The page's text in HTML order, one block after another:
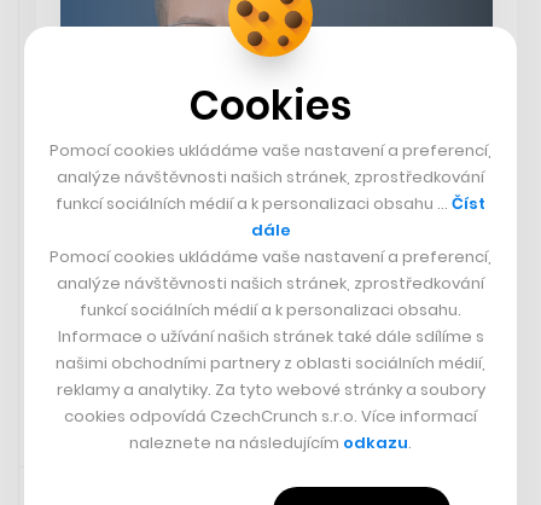
Křetínský jede na vítězné vlně. Z
Česka vybudoval miliardové
impérium
Cookies
Pomocí cookies ukládáme vaše nastavení a preferencí,
analýze návštěvnosti našich stránek, zprostředkování
funkcí sociálních médií a k personalizaci obsahu … Číst
dále
Pomocí cookies ukládáme vaše nastavení a preferencí,
analýze návštěvnosti našich stránek, zprostředkování
funkcí sociálních médií a k personalizaci obsahu.
Informace o užívání našich stránek také dále sdílíme s
našimi obchodními partnery z oblasti sociálních médií,
reklamy a analytiky. Za tyto webové stránky a soubory
cookies odpovídá CzechCrunch s.r.o. Více informací
naleznete na následujícím odkazu.